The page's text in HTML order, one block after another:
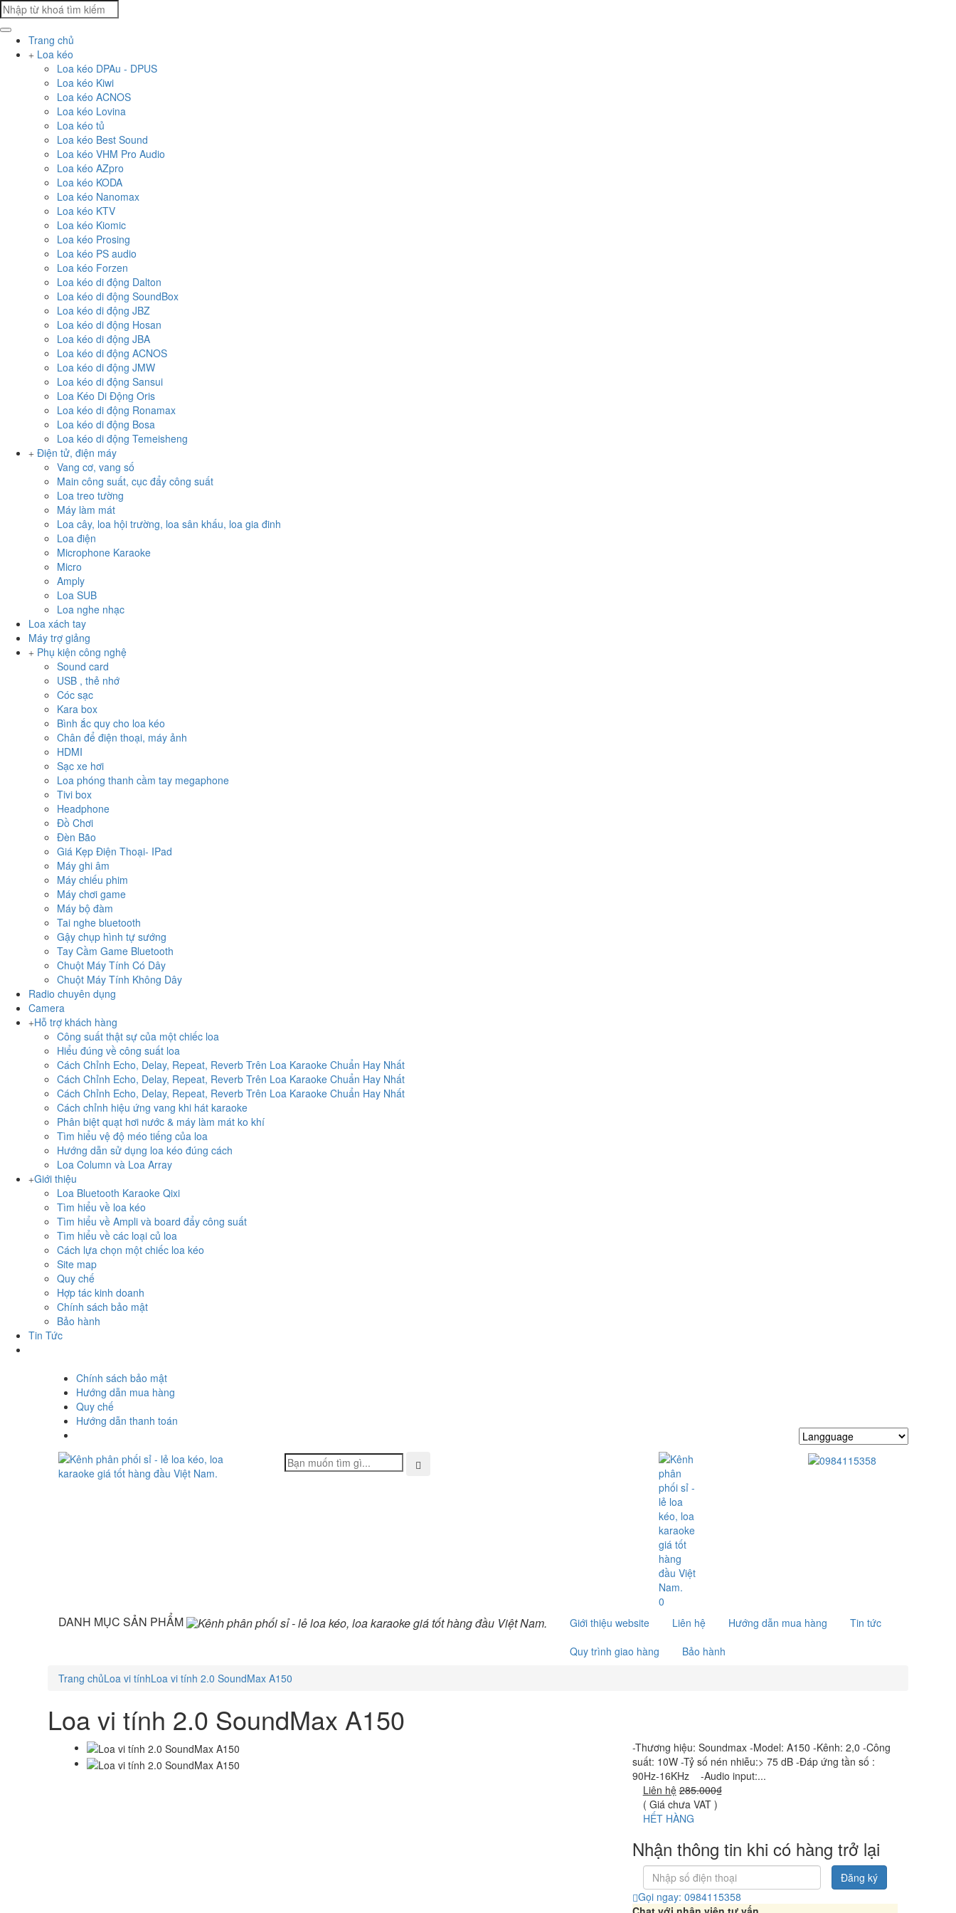
Trang chủ
Loa kéo
Loa kéo DPAu - DPUS
Loa kéo Kiwi
Loa kéo ACNOS
Loa kéo Lovina
Loa kéo tủ
Loa kéo Best Sound
Loa kéo VHM Pro Audio
Loa kéo AZpro
Loa kéo KODA
Loa kéo Nanomax
Loa kéo KTV
Loa kéo Kiomic
Loa kéo Prosing
Loa kéo PS audio
Loa kéo Forzen
Loa kéo di động Dalton
Loa kéo di động SoundBox
Loa kéo di động JBZ
Loa kéo di động Hosan
Loa kéo di động JBA
Loa kéo di động ACNOS
Loa kéo di động JMW
Loa kéo di động Sansui
Loa Kéo Di Động Oris
Loa kéo di động Ronamax
Loa kéo di động Bosa
Loa kéo di động Temeisheng
Điện tử, điện máy
Vang cơ, vang số
Main công suất, cục đẩy công suất
Loa treo tường
Máy làm mát
Loa cây, loa hội trường, loa sân khấu, loa gia đinh
Loa điện
Microphone Karaoke
Micro
Amply
Loa SUB
Loa nghe nhạc
Loa xách tay
Máy trợ giảng
Phụ kiện công nghệ
Sound card
USB , thẻ nhớ
Cóc sạc
Kara box
Bình ắc quy cho loa kéo
Chân để điện thoại, máy ảnh
HDMI
Sạc xe hơi
Loa phóng thanh cầm tay megaphone
Tivi box
Headphone
Đồ Chơi
Đèn Bão
Giá Kẹp Điện Thoại- IPad
Máy ghi âm
Máy chiếu phim
Máy chơi game
Máy bộ đàm
Tai nghe bluetooth
Gậy chụp hình tự sướng
Tay Cầm Game Bluetooth
Chuột Máy Tính Có Dây
Chuột Máy Tính Không Dây
Radio chuyên dụng
Camera
Hỗ trợ khách hàng
Công suất thật sự của một chiếc loa
Hiểu đúng về công suất loa
Cách Chỉnh Echo, Delay, Repeat, Reverb Trên Loa Karaoke Chuẩn Hay Nhất
Cách Chỉnh Echo, Delay, Repeat, Reverb Trên Loa Karaoke Chuẩn Hay Nhất
Cách Chỉnh Echo, Delay, Repeat, Reverb Trên Loa Karaoke Chuẩn Hay Nhất
Cách chỉnh hiệu ứng vang khi hát karaoke
Phân biệt quạt hơi nước & máy làm mát ko khí
Tìm hiểu vệ độ méo tiếng của loa
Hướng dẫn sử dụng loa kéo đúng cách
Loa Column và Loa Array
Giới thiệu
Loa Bluetooth Karaoke Qixi
Tìm hiểu về loa kéo
Tìm hiểu về Ampli và board đẩy công suất
Tìm hiểu về các loại củ loa
Cách lựa chọn một chiếc loa kéo
Site map
Quy chế
Hợp tác kinh doanh
Chính sách bảo mật
Bảo hành
Tin Tức
Chính sách bảo mật
Hướng dẫn mua hàng
Quy chế
Hướng dẫn thanh toán
0
DANH MỤC SẢN PHẨM Giới thiệu website Liên hệ Hướng dẫn mua hàng
Tin tức
Quy trình giao hàng
Bảo hành
Trang chủLoa vi tínhLoa vi tính 2.0 SoundMax A150
Loa vi tính 2.0 SoundMax A150
-Thương hiệu: Soundmax -Model: A150 -Kênh: 2,0 -Công
suất: 10W -Tỷ số nén nhiễu:> 75 dB -Đáp ứng tần số :
90Hz-16KHz -Audio input:...
Liên hệ 285.000₫
( Giá chưa VAT )
HẾT HÀNG
Nhận thông tin khi có hàng trở lại
Đăng ký
Gọi ngay: 0984115358